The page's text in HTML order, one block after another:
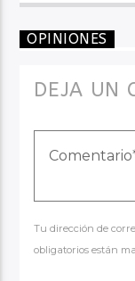
OPINIONES
DEJA UN
Tu dirección de
obligatorios están